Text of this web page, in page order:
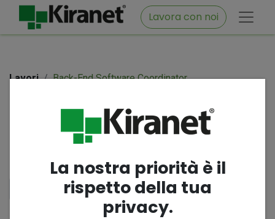
Lavora con noi
Lavori Back-End Software Coordinator
Modulo candidatura
lavoro
Nome e Cognome *
La nostra priorità è il
rispetto della tua
privacy.